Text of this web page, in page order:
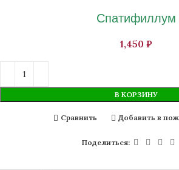
Спатифиллум
₽
В КОРЗИНУ
Сравнить Добавить в
Поделиться: